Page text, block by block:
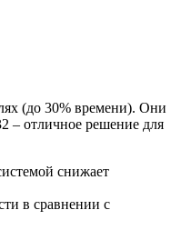
(до 30% времени). Они
– отличное решение для
снижает
в сравнении с